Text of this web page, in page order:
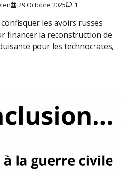
29 Octobre 2025 1
les avoirs russes
financer la reconstruction de
pour les technocrates,